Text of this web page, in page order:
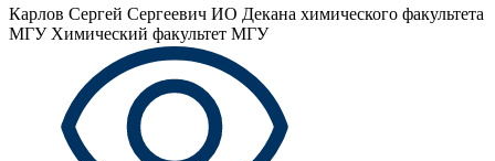
Карлов Сергей Сергеевич ИО Декана химического факультета
МГУ Химический факультет МГУ